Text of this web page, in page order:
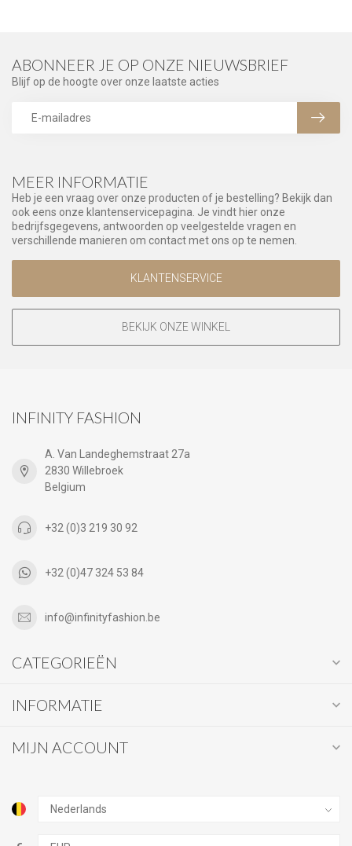
MEER INFORMATIE
Heb je een vraag over onze producten of je bestelling? Bekijk dan
ook eens onze klantenservicepagina. Je vindt hier onze
bedrijfsgegevens, antwoorden op veelgestelde vragen en
verschillende manieren om contact met ons op te nemen.
KLANTENSERVICE
BEKIJK ONZE WINKEL
ABONNEER JE OP ONZE NIEUWSBRIEF
Blijf op de hoogte over onze laatste acties
INFINITY FASHION
A. Van Landeghemstraat 27a
2830 Willebroek
Belgium
+32 (0)3 219 30 92
+32 (0)47 324 53 84
info@infinityfashion.be
CATEGORIEËN
INFORMATIE
MIJN ACCOUNT